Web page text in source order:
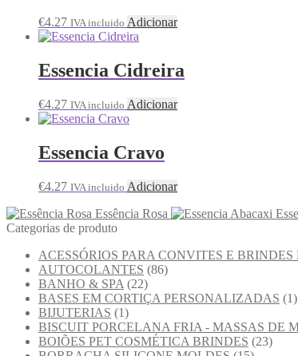
€4.27 IVA incluido Adicionar
Essencia Cidreira
€4.27 IVA incluido Adicionar
Essencia Cravo
€4.27 IVA incluido Adicionar
Essência Rosa
Categorias de produto
ACESSÓRIOS PARA CONVITES E
AUTOCOLANTES (86)
BANHO & SPA (22)
BASES EM CORTIÇA PERSONALIZADAS (1)
BIJUTERIAS (1)
BISCUIT PORCELANA FRIA - MASSAS DE
BOIÕES PET COSMÉTICA BRINDES (23)